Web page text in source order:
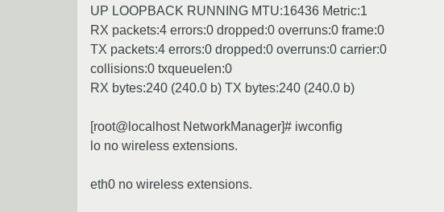
UP LOOPBACK RUNNING MTU:16436 Metric:1
RX packets:4 errors:0 dropped:0 overruns:0 frame:0
TX packets:4 errors:0 dropped:0 overruns:0 carrier:0
collisions:0 txqueuelen:0
RX bytes:240 (240.0 b) TX bytes:240 (240.0 b)
[root@localhost NetworkManager]# iwconfig
lo no wireless extensions.
eth0 no wireless extensions.